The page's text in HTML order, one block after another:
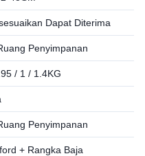
Dapat Diterima
Penyimpanan
/ 1 / 1.4KG
Penyimpanan
+ Rangka Baja